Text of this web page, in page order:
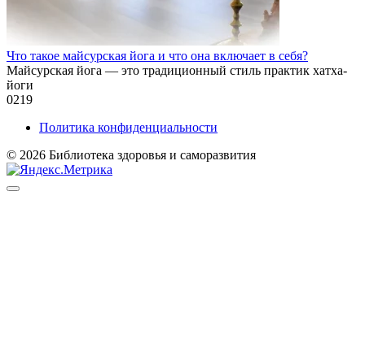
Что такое майсурская йога и что она включает в себя?
Майсурская йога — это традиционный стиль практик хатха-
йоги
0219
Политика конфиденциальности
© 2026 Библиотека здоровья и саморазвития